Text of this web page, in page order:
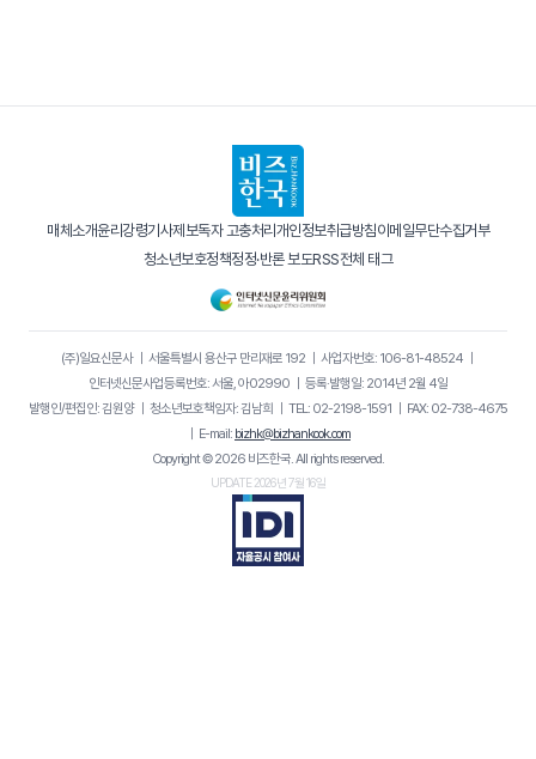
매체소개윤리강령기사제보독자 고충처리 개인정보취급방침이메일무단수집거부
청소년보호정책정정·반론 보도RSS전체 태그
(주)일요신문사｜ 서울특별시 용산구 만리재로 192｜ 사업자번호: 106-81-48524｜
인터넷신문사업등록번호: 서울, 아02990
등록·발행일: 2014년 2월 4일
발행인/편집인: 김원양｜ 청소년보호책임자: 김남희 TEL: 02-2198-1591
FAX: 02-738-4675
E-mail: bizhk@bizhankook.com
Copyright © 2026 비즈한국. All rights reserved.
UPDATE 2026년 7월 16일